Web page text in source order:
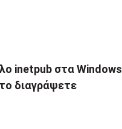
inetpub στα Windows
διαγράψετε